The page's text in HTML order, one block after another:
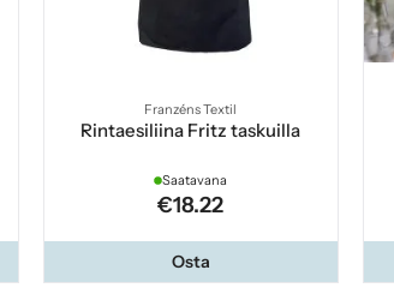
Franzéns Textil
Rintaesiliina Fritz taskuilla
Saatavana
€18.22
Osta